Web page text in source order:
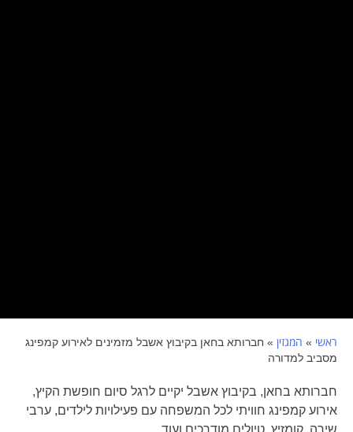
ראשי » המגזין » חברותא בחאן בקיבוץ אשבל מזמינים לאירוע קמפינג
מסביב למדורה
חברותא בחאן, בקיבוץ אשבל יקיים לרגל סיום חופשת הקיץ,
אירוע קמפינג חוויתי לכל המשפחה עם פעילויות לילדים, ערבי